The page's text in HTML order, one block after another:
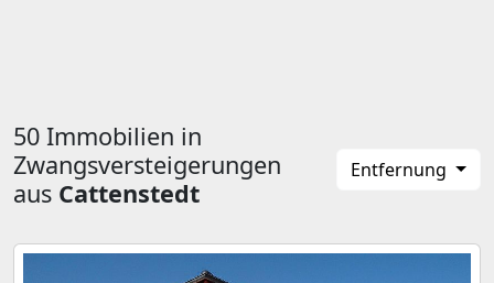
50 Immobilien in
Zwangsversteigerungen
aus Cattenstedt
Entfernung